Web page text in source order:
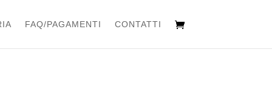
FAQ/PAGAMENTI CONTATTI